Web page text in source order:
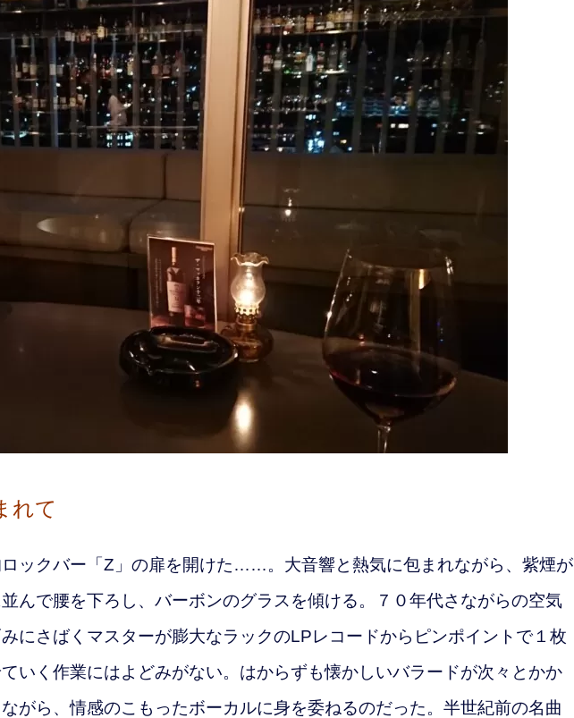
れて
ックバー「Z」の扉を開けた……。大音響と熱気に包まれながら、紫煙が
んで腰を下ろし、バーボンのグラスを傾ける。７０年代さながらの空気
にさばくマスターが膨大なラックのLPレコードからピンポイントで１枚
いく作業にはよどみがない。はからずも懐かしいバラードが次々とかか
がら、情感のこもったボーカルに身を委ねるのだった。半世紀前の名曲